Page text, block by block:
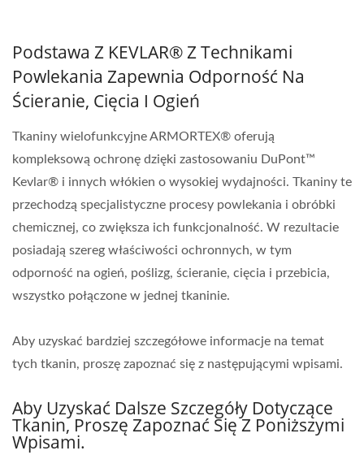
Podstawa Z KEVLAR® Z Technikami
Powlekania Zapewnia Odporność Na
Ścieranie, Cięcia I Ogień
Tkaniny wielofunkcyjne ARMORTEX® oferują
kompleksową ochronę dzięki zastosowaniu DuPont™
Kevlar® i innych włókien o wysokiej wydajności. Tkaniny te
przechodzą specjalistyczne procesy powlekania i obróbki
chemicznej, co zwiększa ich funkcjonalność. W rezultacie
posiadają szereg właściwości ochronnych, w tym
odporność na ogień, poślizg, ścieranie, cięcia i przebicia,
wszystko połączone w jednej tkaninie.
Aby uzyskać bardziej szczegółowe informacje na temat
tych tkanin, proszę zapoznać się z następującymi wpisami.
Aby Uzyskać Dalsze Szczegóły Dotyczące
Tkanin, Proszę Zapoznać Się Z Poniższymi
Wpisami.